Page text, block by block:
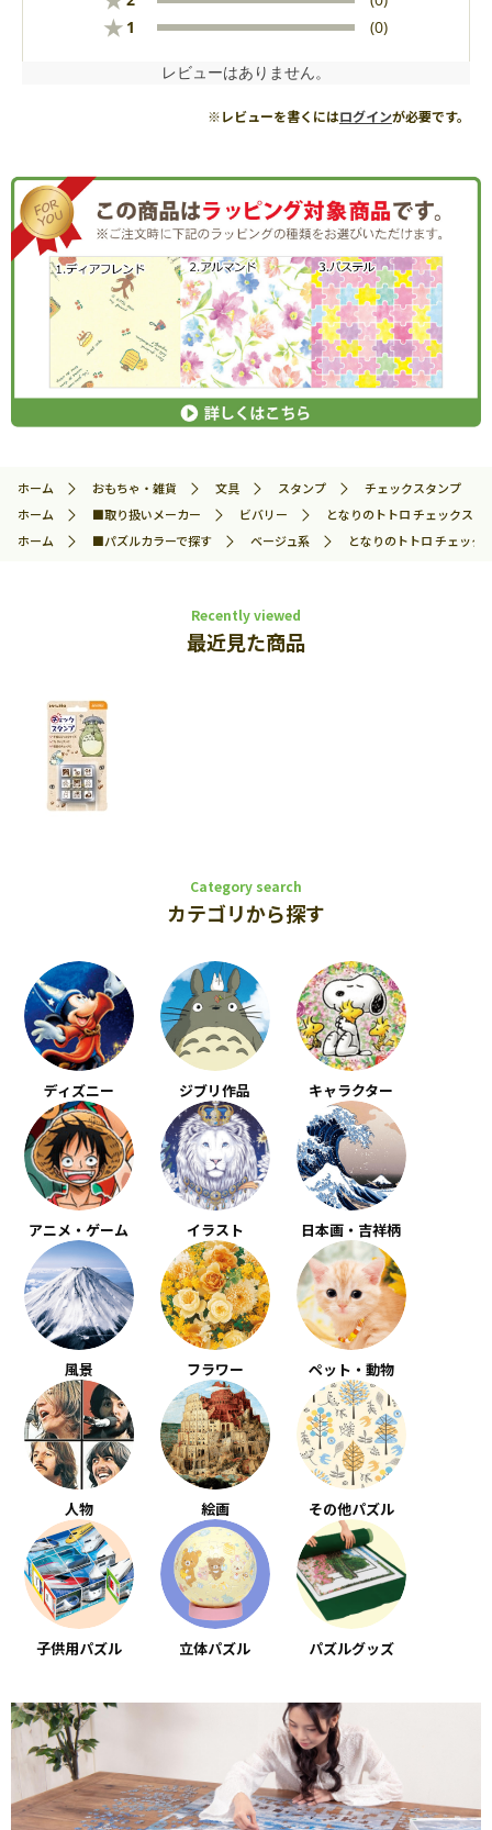
★ 1 (0)
レビューはありません。
※レビューを書くにはログインが必要です。
ホーム おもちゃ・雑貨 文具 スタンプ
チェックスタンプ
ホーム
■取り扱いメーカー ビバリー
となりのトトロ チェックス
ホーム
■パズルカラーで探す ベージュ系 となりのトトロ チェッ
Recently viewed
最近見た商品
Category search
カテゴリから探す
ディズニー ジブリ作品 キャラクター
アニメ・ゲーム イラスト 日本画・吉祥柄
風景 フラワー ペット・動物
人物 絵画 その他パズル
子供用パズル 立体パズル パズルグッズ